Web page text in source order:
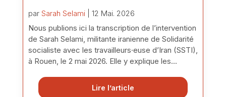
par Sarah Selami| 12 Mai. 2026
Nous publions ici la transcription de l’intervention
de Sarah Selami, militante iranienne de Solidarité
socialiste avec les travailleurs·euse d’Iran (SSTI),
à Rouen, le 2 mai 2026. Elle y explique les...
Lire l’article